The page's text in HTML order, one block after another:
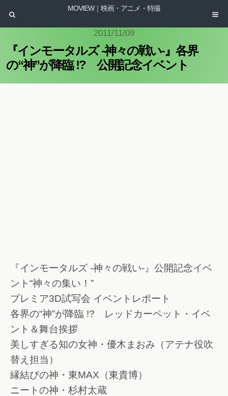
MOVIEW｜映画・アニメ・特撮
2011/11/09
『インモータルズ -神々の戦い-』各界
の“神”が降臨 !? 公開記念イベント
『インモータルズ -神々の戦い-』公開記念イベ
ント“神々の集い！”
プレミア3D試写会 イベントレポート
各界の“神”が降臨 !? レッドカーペット・イベ
ント＆舞台挨拶
美しすぎる知の女神・優木まおみ（アテナ役吹
替え担当）
縁結びの神・東MAX（東貴博）
ニートの神・杉村太蔵